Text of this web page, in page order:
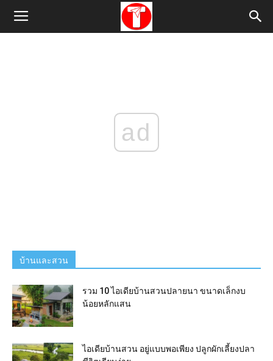
ad
บ้านและสวน
รวม 10 ไอเดียบ้านสวนปลายนา ขนาดเล็กงบ
น้อยหลักแสน
ไอเดียบ้านสวน อยู่แบบพอเพียง ปลูกผักเลี้ยงปลา